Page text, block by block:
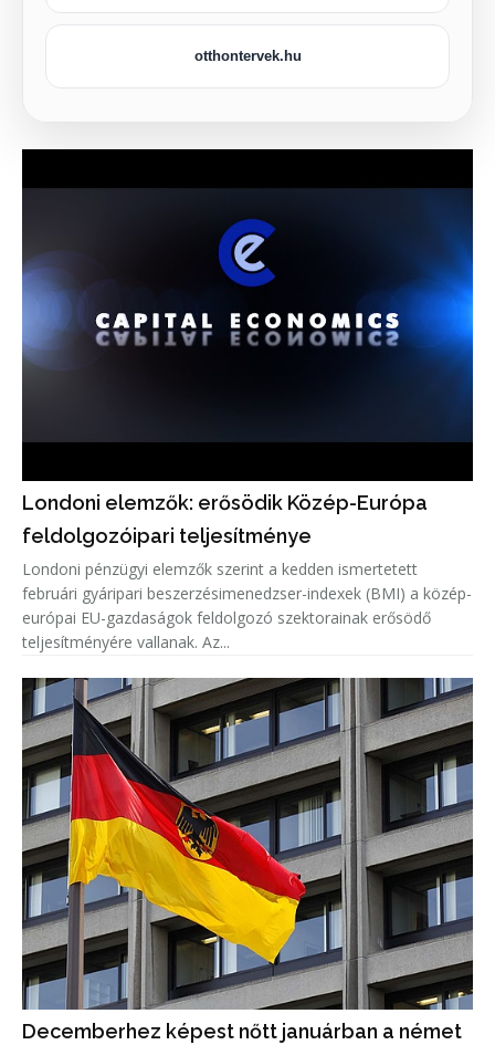
otthontervek.hu
Londoni elemzők: erősödik Közép-Európa
feldolgozóipari teljesítménye
Londoni pénzügyi elemzők szerint a kedden ismertetett
februári gyáripari beszerzésimenedzser-indexek (BMI) a közép-
európai EU-gazdaságok feldolgozó szektorainak erősödő
teljesítményére vallanak. Az...
Decemberhez képest nőtt januárban a német